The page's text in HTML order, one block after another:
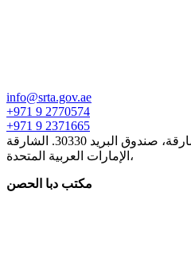
info@srta.gov.ae
+971 9 2770574
+971 9 2371665
هيئة الطرق والمواصلات بالشارقة، صندوق البريد 30330. الشارقة
،الإمارات العربية المتحدة
مكتب دبا الحصن